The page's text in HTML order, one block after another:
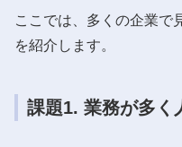
ここでは、多くの企業で
を紹介します。
課題1. 業務が多く